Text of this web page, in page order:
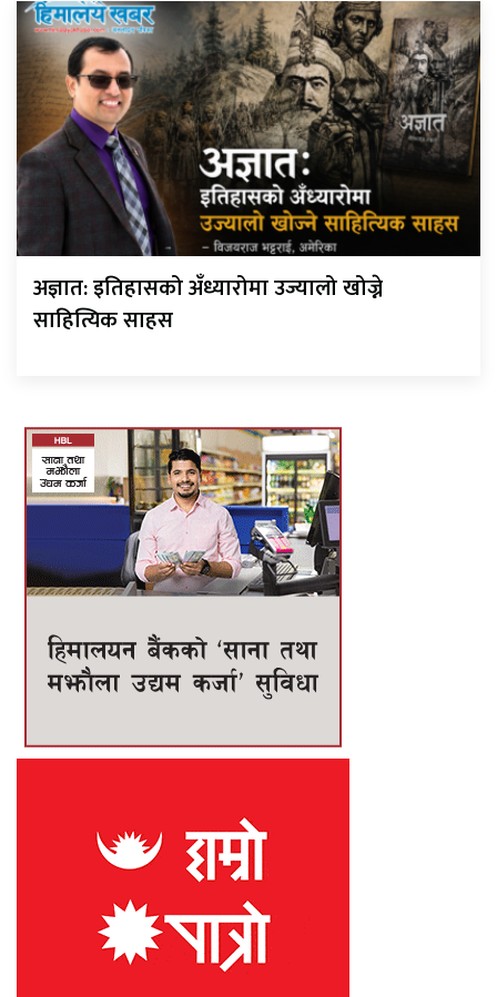
अज्ञात: इतिहासको अँध्यारोमा उज्यालो खोज्ने
साहित्यिक साहस